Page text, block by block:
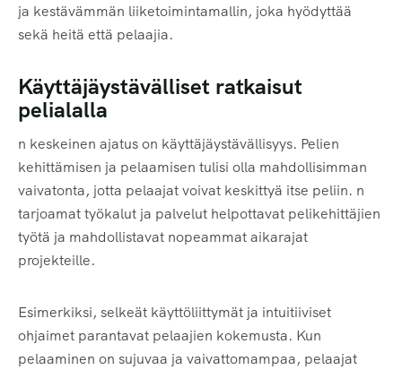
ja kestävämmän liiketoimintamallin, joka hyödyttää
sekä heitä että pelaajia.
Käyttäjäystävälliset ratkaisut
pelialalla
n keskeinen ajatus on käyttäjäystävällisyys. Pelien
kehittämisen ja pelaamisen tulisi olla mahdollisimman
vaivatonta, jotta pelaajat voivat keskittyä itse peliin. n
tarjoamat työkalut ja palvelut helpottavat pelikehittäjien
työtä ja mahdollistavat nopeammat aikarajat
projekteille.
Esimerkiksi, selkeät käyttöliittymät ja intuitiiviset
ohjaimet parantavat pelaajien kokemusta. Kun
pelaaminen on sujuvaa ja vaivattomampaa, pelaajat